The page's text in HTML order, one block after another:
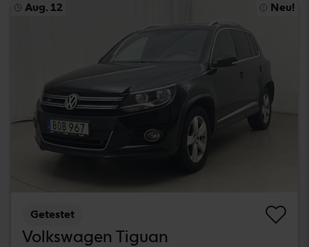
Aug. 12 Neu!
Getestet
Volkswagen Tiguan